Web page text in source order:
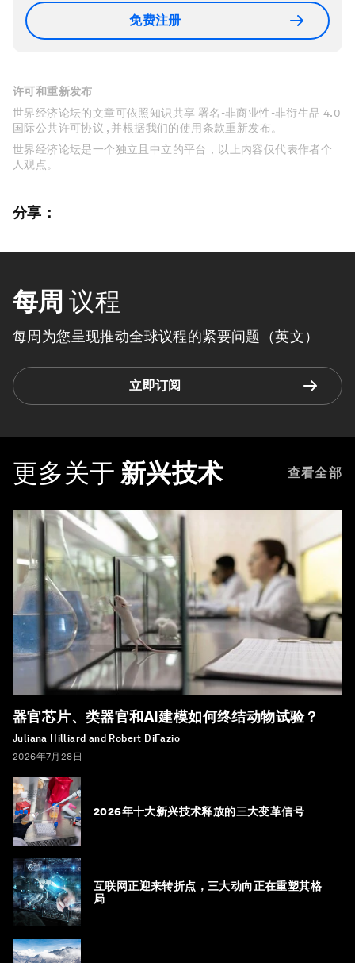
免费注册
许可和重新发布
世界经济论坛的文章可依照知识共享 署名-非商业性-非衍生品 4.0
国际公共许可协议 , 并根据我们的使用条款重新发布。
世界经济论坛是一个独立且中立的平台，以上内容仅代表作者个
人观点。
分享：
每周 议程
每周为您呈现推动全球议程的紧要问题（英文）
立即订阅
更多关于 新兴技术 查看全部
器官芯片、类器官和AI建模如何终结动物试验？
Juliana Hilliard and Robert DiFazio
2026年7月28日
2026年十大新兴技术释放的三大变革信号
互联网正迎来转折点，三大动向正在重塑其格
局